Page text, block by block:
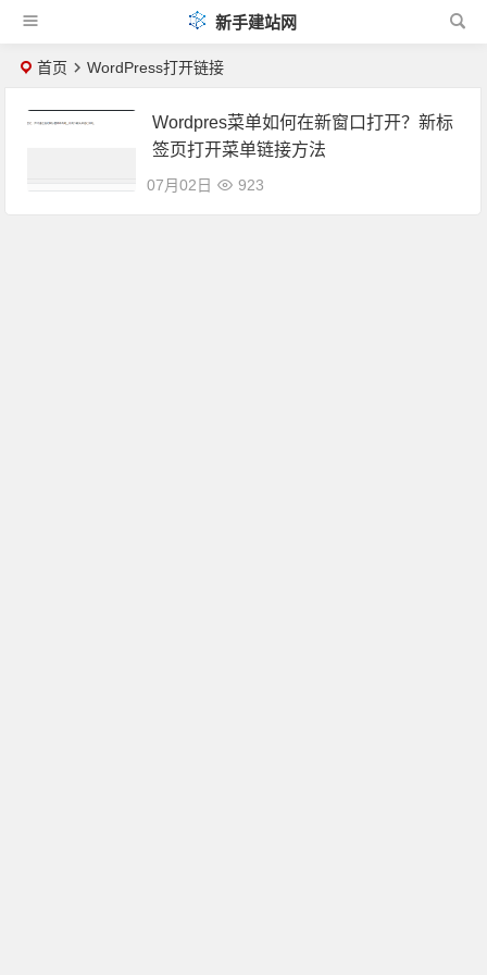
新手建站网
首页 WordPress打开链接
Wordpres菜单如何在新窗口打开？新标
签页打开菜单链接方法
07月02日 923